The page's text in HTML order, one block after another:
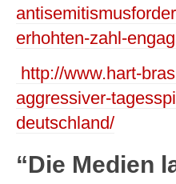
erhohten-zahl-
http://www.hart-
aggressiver-
deutschland/
“Die Medien